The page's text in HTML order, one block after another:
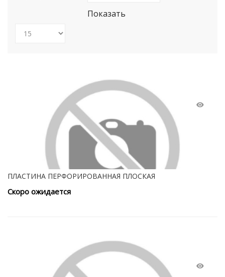
Показать
ПЛАСТИНА ПЕРФОРИРОВАННАЯ ПЛОСКАЯ
Скоро ожидается